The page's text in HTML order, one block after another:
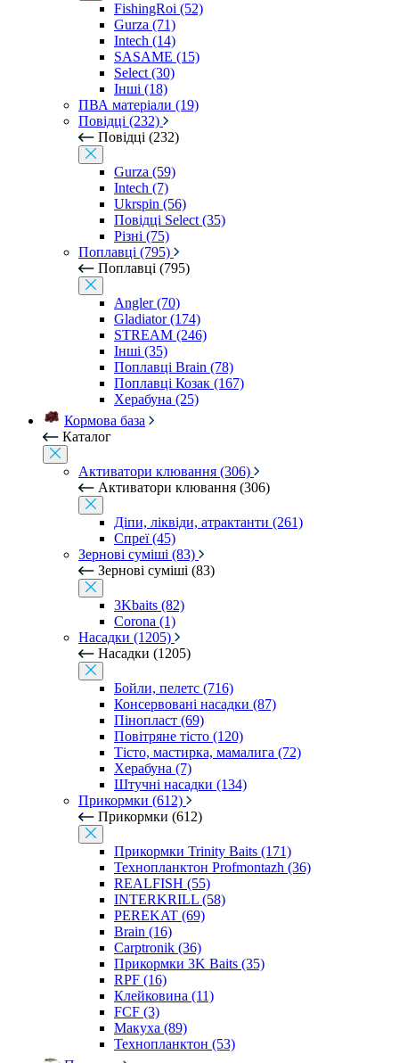
FishingRoi (52)
Gurza (71)
Intech (14)
SASAME (15)
Select (30)
Інші (18)
ПВА матеріали (19)
Повідці (232)
Повідці (232)
Gurza (59)
Intech (7)
Ukrspin (56)
Повідці Select (35)
Різні (75)
Поплавці (795)
Поплавці (795)
Angler (70)
Gladiator (174)
STREAM (246)
Інші (35)
Поплавці Brain (78)
Поплавці Козак (167)
Херабуна (25)
Кормова база
Каталог
Активатори клювання (306)
Активатори клювання (306)
Діпи, ліквіди, атрактанти (261)
Спреї (45)
Зернові суміші (83)
Зернові суміші (83)
3Kbaits (82)
Corona (1)
Насадки (1205)
Насадки (1205)
Бойли, пелетс (716)
Консервовані насадки (87)
Пінопласт (69)
Повітряне тісто (120)
Тісто, мастирка, мамалига (72)
Херабуна (7)
Штучні насадки (134)
Прикормки (612)
Прикормки (612)
Прикормки Trinity Baits (171)
Технопланктон Profmontazh (36)
REALFISH (55)
INTERKRILL (58)
PEREKAT (69)
Brain (16)
Carptronik (36)
Прикормки 3K Baits (35)
RPF (16)
Клейковина (11)
FCF (3)
Макуха (89)
Технопланктон (53)